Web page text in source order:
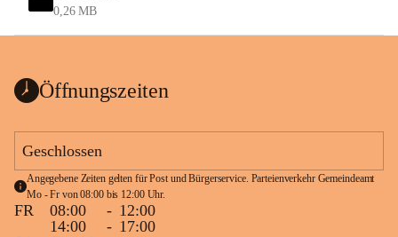
0,26 MB
Öffnungszeiten
Geschlossen
Angegebene Zeiten gelten für Post und Bürgerservice. Parteienverkehr Gemeindeamt
Mo - Fr von 08:00 bis 12:00 Uhr.
FR 08:00 - 12:00
14:00
- 17:00